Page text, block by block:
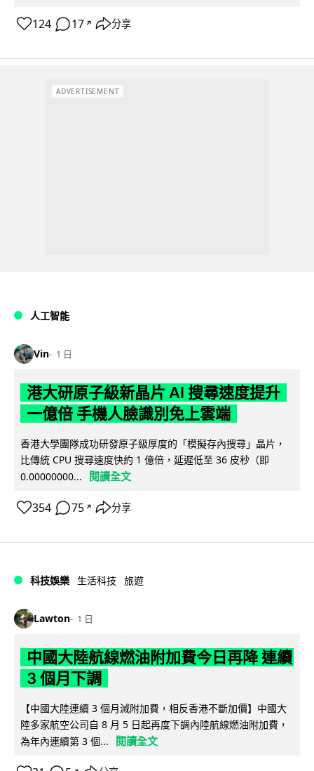
124 17 ↗ 分享
ADVERTISEMENT
人工智能
Vin 1 日
港大研原子級新晶片 AI 搜尋速度提升
一億倍 手機人臉識別免上雲端
香港大學團隊成功研發原子級厚度的「模擬存內搜尋」晶片，
比傳統 CPU 搜尋速度快約 1 億倍，延遲低至 36 皮秒（即
0.00000000...
閱讀全文
354 75 ↗ 分享
科技娛樂 生活科技 旅遊
Lawton 1 日
中國大陸航線燃油附加費今日再降 連續
3 個月下調
【中國大陸連續 3 個月減附加費，相反香港不斷加價】中國大
陸多家航空公司自 8 月 5 日起再度下調內陸航線燃油附加費，
為年內連續第 3 個...
閱讀全文